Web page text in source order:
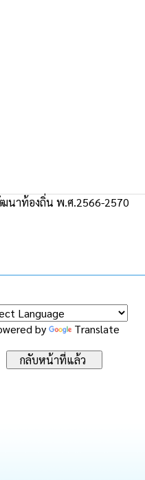
าท้องถิ่น พ.ศ.2566-2570
by Translate